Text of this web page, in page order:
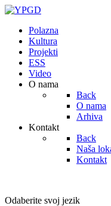
Polazna
Kultura
Projekti
ESS
Video
O nama
Back
O nama
Arhiva
Kontakt
Back
Naša
Kontakt
Odaberite svoj jezik